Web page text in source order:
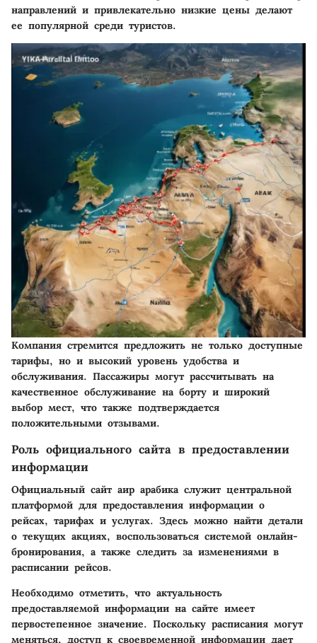
направлений и привлекательно низкие цены делают
ее популярной среди туристов.
Компания стремится предложить не только доступные
тарифы, но и высокий уровень удобства и
обслуживания. Пассажиры могут рассчитывать на
качественное обслуживание на борту и широкий
выбор мест, что также подтверждается
положительными отзывами.
Роль официального сайта в предоставлении
информации
Официальный сайт аир арабика служит центральной
платформой для предоставления информации о
рейсах, тарифах и услугах. Здесь можно найти детали
о текущих акциях, воспользоваться системой онлайн-
бронирования, а также следить за изменениями в
расписании рейсов.
Необходимо отметить, что актуальность
предоставляемой информации на сайте имеет
первостепенное значение. Поскольку расписания могут
меняться, доступ к своевременной информации дает